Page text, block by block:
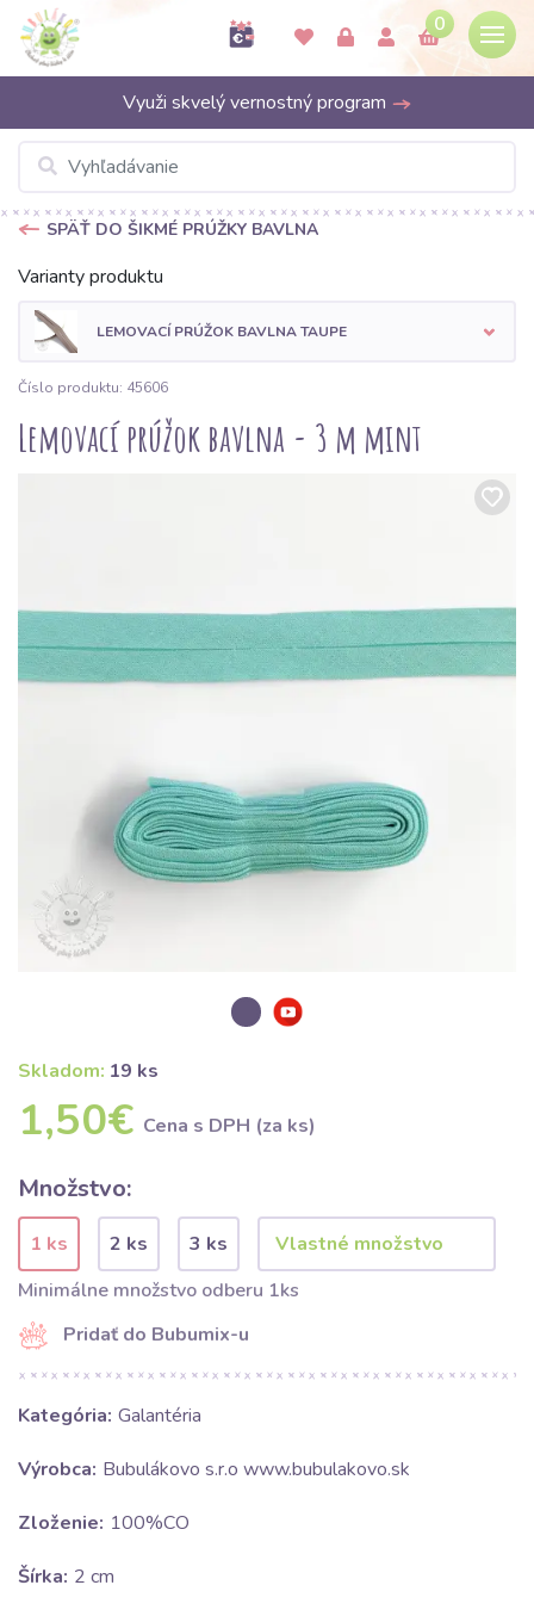
0
Využi skvelý vernostný program
SPÄŤ DO ŠIKMÉ PRÚŽKY BAVLNA
Varianty produktu
LEMOVACÍ PRÚŽOK BAVLNA TAUPE
Číslo produktu: 45606
Lemovací prúžok bavlna - 3 m mint
Skladom: 19 ks
1,50€ Cena s DPH (za ks)
Množstvo:
1 ks 2 ks
3 ks
Minimálne množstvo odberu 1ks
Pridať do Bubumix-u
Kategória: Galantéria
Výrobca: Bubulákovo s.r.o www.bubulakovo.sk
Zloženie: 100%CO
Šírka: 2 cm